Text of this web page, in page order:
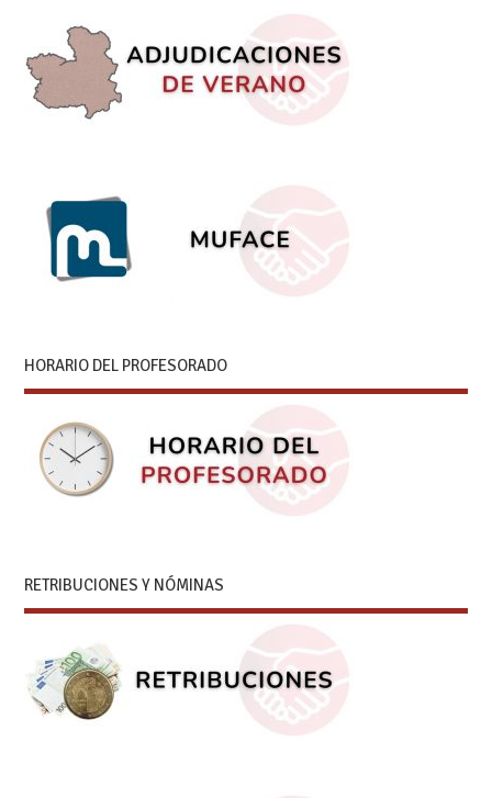
HORARIO DEL PROFESORADO
RETRIBUCIONES Y NÓMINAS